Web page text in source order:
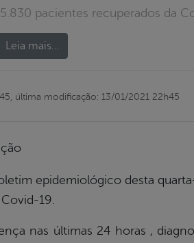
pacientes recuperados da
Leia mais…
última modificação: 13/01/2021 22h45
epidemiológico desta
19.
nas últimas 24 horas ,